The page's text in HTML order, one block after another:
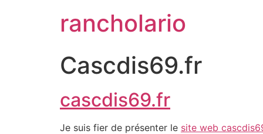
rancholario
Cascdis69.fr
cascdis69.fr
Je suis fier de présenter le site web